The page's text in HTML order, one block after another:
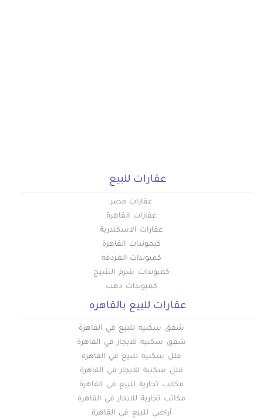
عقارات للبيع
عقارات مصر
عقارات القاهرة
عقارات الاسكندرية
كبموندات القاهرة
كمبوندات الغردقة
كمبوندات شرم الشيخ
كمبوندات دهب
عقارات للبيع بالقاهره
شقق سكنية للبيع في القاهرة
شقق سكنية للايجار في القاهرة
فلل سكنية للبيع في القاهرة
فلل سكنية للايجار في القاهرة
مكاتب تجارية للبيع في القاهرة
مكاتب تجارية للايجار في القاهرة
أراضي للبيع في القاهرة